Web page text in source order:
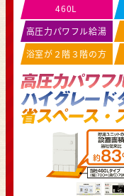
460L
高圧力パワフル給湯
浴室が２階３階の方